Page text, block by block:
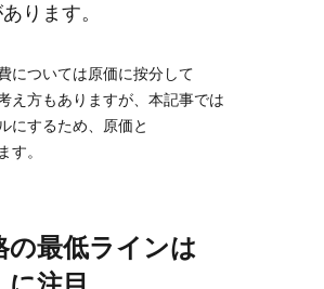
ります。
に​ついては​原価に​按分して​
え方も​ありますが、​本記事では​
に​する​ため、​原価と​
す。
の​最低ラインは​